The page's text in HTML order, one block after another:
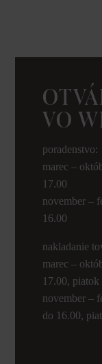
VO
poradenstvo:
marec –
17.00
november –
16.00
nakladanie
marec –
17.00,
november –
do 16.00,